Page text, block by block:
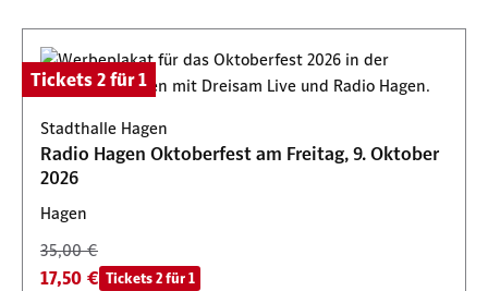
Tickets 2 für 1
Stadthalle Hagen
Radio Hagen Oktoberfest am Freitag, 9. Oktober
2026
Hagen
35,00 €
17,50 € Tickets 2 für 1